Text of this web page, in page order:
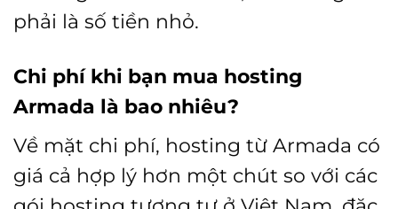
phải là số tiền nhỏ.
Chi phí khi bạn mua hosting
Armada là bao nhiêu?
Về mặt chi phí, hosting từ Armada có
giá cả hợp lý hơn một chút so với các